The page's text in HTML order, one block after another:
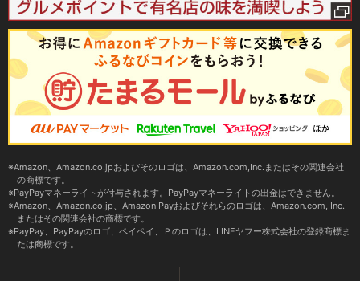
Amazon、Amazon.co.jpおよびそのロゴは、Amazon.com,Inc.またはその関連会社
の商標です。
PayPayマネーライトが付与されます。PayPayマネーライトの出金はできません。
Amazon、Amazon.co.jp、Amazon Payおよびそれらのロゴは、Amazon.com, Inc.
またはその関連会社の商標です。
PayPay、PayPayのロゴ、ペイペイ、Ｐのロゴは、LINEヤフー株式会社の登録商標ま
たは商標です。